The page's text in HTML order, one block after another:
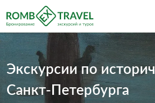
Экскурсии по
Санкт-Петербурга